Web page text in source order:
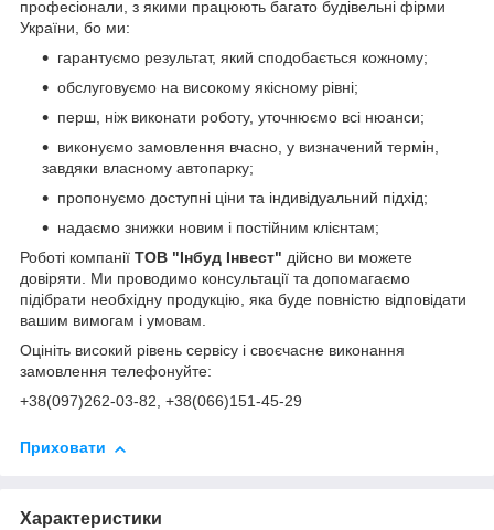
професіонали, з якими працюють багато будівельні фірми
України, бо ми:
гарантуємо результат, який сподобається кожному;
обслуговуємо на високому якісному рівні;
перш, ніж виконати роботу, уточнюємо всі нюанси;
виконуємо замовлення вчасно, у визначений термін,
завдяки власному автопарку;
пропонуємо доступні ціни та індивідуальний підхід;
надаємо знижки новим і постійним клієнтам;
Роботі компанії ТОВ "Інбуд Інвест" дійсно ви можете
довіряти. Ми проводимо консультації та допомагаємо
підібрати необхідну продукцію, яка буде повністю відповідати
вашим вимогам і умовам.
Оцініть високий рівень сервісу і своєчасне виконання
замовлення телефонуйте:
+38(097)262-03-82, +38(066)151-45-29
Приховати
Характеристики